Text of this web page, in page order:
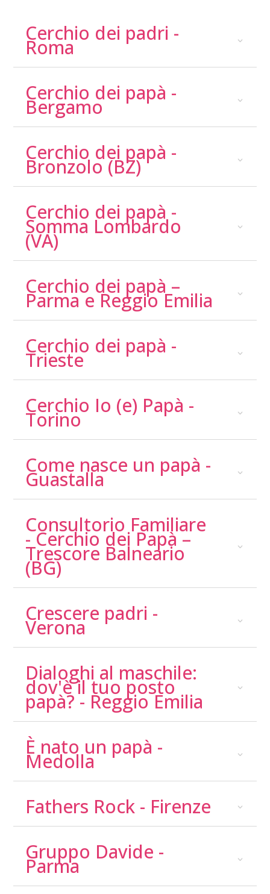
Cerchio dei padri -
Roma
Cerchio dei papà -
Bergamo
Cerchio dei papà -
Bronzolo (BZ)
Cerchio dei papà -
Somma Lombardo
(VA)
Cerchio dei papà –
Parma e Reggio Emilia
Cerchio dei papà -
Trieste
Cerchio Io (e) Papà -
Torino
Come nasce un papà -
Guastalla
Consultorio Familiare
- Cerchio dei Papà –
Trescore Balneario
(BG)
Crescere padri -
Verona
Dialoghi al maschile:
dov'è il tuo posto
papà? - Reggio Emilia
È nato un papà -
Medolla
Fathers Rock - Firenze
Gruppo Davide -
Parma